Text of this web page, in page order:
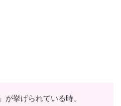
が挙げられている時、